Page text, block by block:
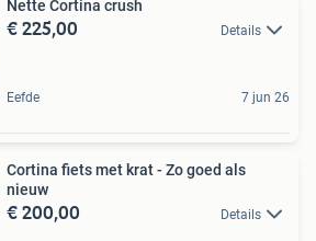
Nette Cortina crush
€ 225,00 Details
Eefde 7 jun 26
Cortina fiets met krat - Zo goed als
nieuw
€ 200,00 Details